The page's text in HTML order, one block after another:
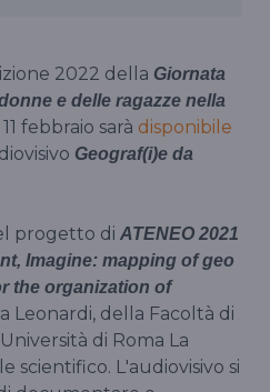
2022 della Giornata
e delle ragazze nella
febbraio sarà disponibile
Geograf(i)e da
progetto di ATENEO 2021
Imagine: mapping of geo
the organization of
Leonardi, della Facoltà di
di Roma La
scientifico. L'audiovisivo si